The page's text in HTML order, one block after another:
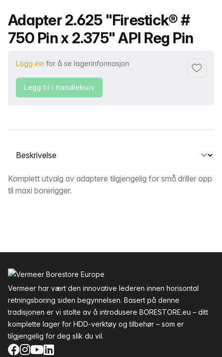
Produktnavn
Adapter 2.625 "Firestick® #
750 Pin x 2.375" API Reg Pin
Logg inn for å se lagerinformasjon
Legg til
Legg til i handlekurv
Velg en fane
Beskrivelse
Komplett utvalg av adaptere tilgjengelig for små driller opp
til maxi borerigger.
Vermeer har vært den innovative lederen innen horisontal
retningsboring siden begynnelsen. Basert på denne
tradisjonen er vi stolte av å introdusere BORESTORE.eu – ditt
komplette lager for HDD-verktøy og tilbehør – som er
tilgjengelig for deg slik du vil.
Facebook
Instagram
YouTube
LinkedIn